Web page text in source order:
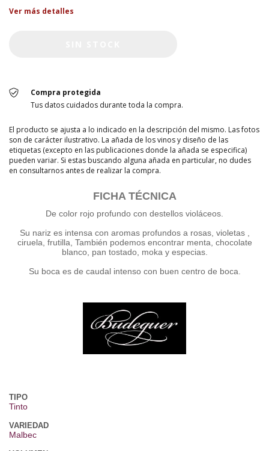
Ver más detalles
Compra protegida
Tus datos cuidados durante toda la compra.
El producto se ajusta a lo indicado en la descripción del mismo. Las fotos
son de carácter ilustrativo. La añada de los vinos y diseño de las
etiquetas (excepto en las publicaciones donde la añada se especifica)
pueden variar. Si estas buscando alguna añada en particular, no dudes
en consultarnos antes de realizar la compra.
FICHA TÉCNICA
De color rojo profundo con destellos violáceos.
Su nariz es intensa con aromas profundos a rosas, violetas ,
ciruela, frutilla, También podemos encontrar menta, chocolate
blanco, pan tostado, moka y especias.
Su boca es de caudal intenso con buen centro de boca.
TIPO
Tinto
VARIEDAD
Malbec